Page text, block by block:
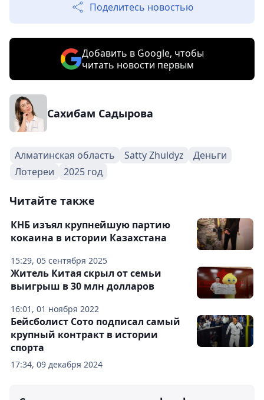
Поделитесь новостью
Добавить в Google, чтобы
читать новости первым
Сахибам Садырова
Алматинская область Satty Zhuldyz
Деньги
Лотереи
2025 год
Читайте также
15:29, 05 сентября 2025
КНБ изъял крупнейшую партию
кокаина в истории Казахстана
16:01, 01 ноября 2022
Житель Китая скрыл от семьи
выигрыш в 30 млн долларов
17:34, 09 декабря 2024
Бейсболист Сото подписал самый
крупный контракт в истории
спорта